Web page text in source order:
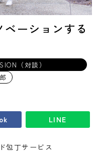
ーションする
（対談）
LINE
包丁サービス